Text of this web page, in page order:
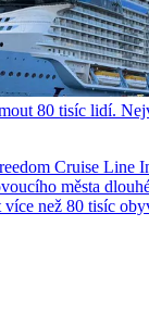
80 tisíc lidí.
Cruise Line
města
než 80 tisíc